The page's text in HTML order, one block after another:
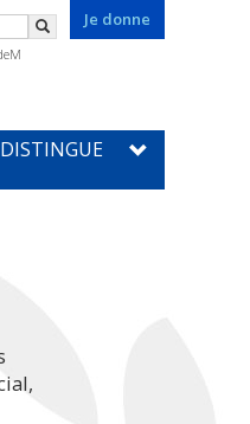
Je donne
Search